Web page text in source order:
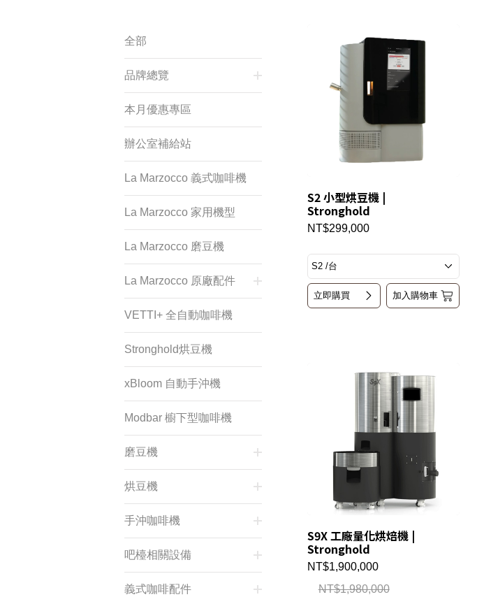
全部
品牌總覽
本月優惠專區
辦公室補給站
La Marzocco 義式咖啡機
La Marzocco 家用機型
La Marzocco 磨豆機
La Marzocco 原廠配件
VETTI+ 全自動咖啡機
Stronghold烘豆機
xBloom 自動手沖機
Modbar 櫥下型咖啡機
磨豆機
烘豆機
手沖咖啡機
吧檯相關設備
義式咖啡配件
S2 小型烘豆機 |
Stronghold
NT$299,000
立即購買 加入購物車
S9X 工廠量化烘焙機 |
Stronghold
NT$1,900,000
NT$1,980,000